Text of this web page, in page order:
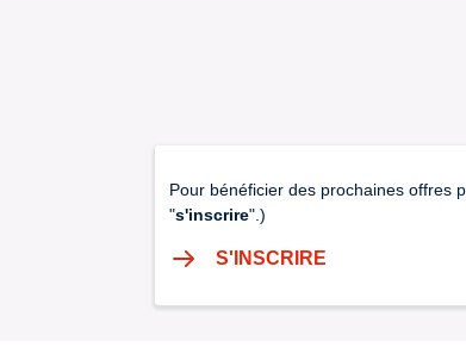
Pour bénéficier des prochaines offres
"s'inscrire".)
S'INSCRIRE